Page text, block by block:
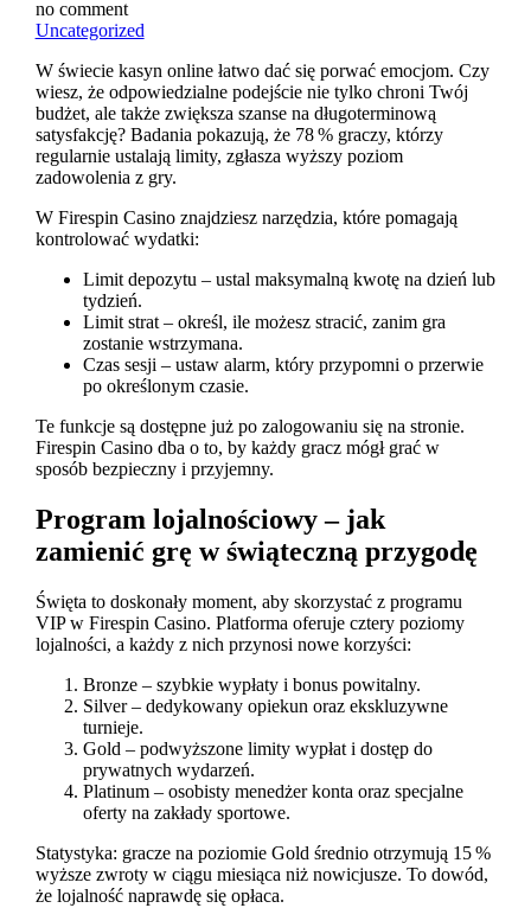
no comment
Uncategorized
W świecie kasyn online łatwo dać się porwać emocjom. Czy
wiesz, że odpowiedzialne podejście nie tylko chroni Twój
budżet, ale także zwiększa szanse na długoterminową
satysfakcję? Badania pokazują, że 78 % graczy, którzy
regularnie ustalają limity, zgłasza wyższy poziom
zadowolenia z gry.
W Firespin Casino znajdziesz narzędzia, które pomagają
kontrolować wydatki:
Limit depozytu – ustal maksymalną kwotę na dzień lub
tydzień.
Limit strat – określ, ile możesz stracić, zanim gra
zostanie wstrzymana.
Czas sesji – ustaw alarm, który przypomni o przerwie
po określonym czasie.
Te funkcje są dostępne już po zalogowaniu się na stronie.
Firespin Casino dba o to, by każdy gracz mógł grać w
sposób bezpieczny i przyjemny.
Program lojalnościowy – jak
zamienić grę w świąteczną przygodę
Święta to doskonały moment, aby skorzystać z programu
VIP w Firespin Casino. Platforma oferuje cztery poziomy
lojalności, a każdy z nich przynosi nowe korzyści:
Bronze – szybkie wypłaty i bonus powitalny.
Silver – dedykowany opiekun oraz ekskluzywne
turnieje.
Gold – podwyższone limity wypłat i dostęp do
prywatnych wydarzeń.
Platinum – osobisty menedżer konta oraz specjalne
oferty na zakłady sportowe.
Statystyka: gracze na poziomie Gold średnio otrzymują 15 %
wyższe zwroty w ciągu miesiąca niż nowicjusze. To dowód,
że lojalność naprawdę się opłaca.